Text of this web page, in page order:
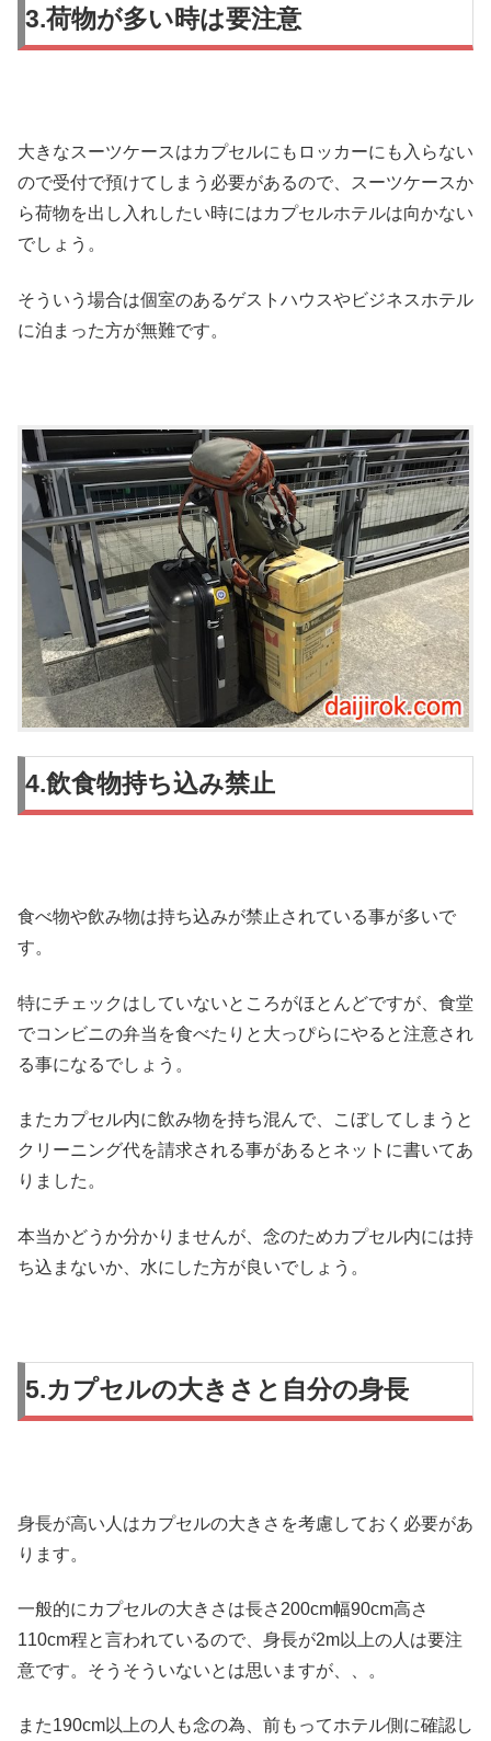
3.荷物が多い時は要注意
大きなスーツケースはカプセルにもロッカーにも入らない
ので受付で預けてしまう必要があるので、スーツケースか
ら荷物を出し入れしたい時にはカプセルホテルは向かない
でしょう。
そういう場合は個室のあるゲストハウスやビジネスホテル
に泊まった方が無難です。
4.飲食物持ち込み禁止
食べ物や飲み物は持ち込みが禁止されている事が多いで
す。
特にチェックはしていないところがほとんどですが、食堂
でコンビニの弁当を食べたりと大っぴらにやると注意され
る事になるでしょう。
またカプセル内に飲み物を持ち混んで、こぼしてしまうと
クリーニング代を請求される事があるとネットに書いてあ
りました。
本当かどうか分かりませんが、念のためカプセル内には持
ち込まないか、水にした方が良いでしょう。
5.カプセルの大きさと自分の身長
身長が高い人はカプセルの大きさを考慮しておく必要があ
ります。
一般的にカプセルの大きさは長さ200cm幅90cm高さ
110cm程と言われているので、身長が2m以上の人は要注
意です。そうそういないとは思いますが、、。
また190cm以上の人も念の為、前もってホテル側に確認し